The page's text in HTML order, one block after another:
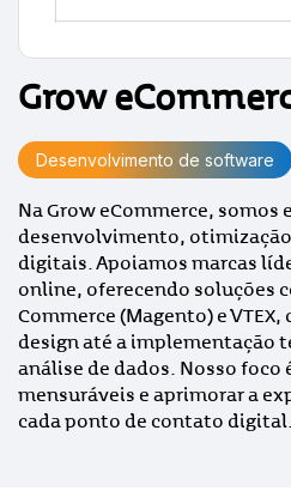
Grow
Desenvolvimento de software
Na Grow eCommerce, somos
desenvolvimento,
digitais. Apoiamos marcas
online, oferecendo soluções
Commerce (Magento) e
design até a implementação
análise de dados. Nosso foco
mensuráveis e aprimorar a
cada ponto de contato digital.